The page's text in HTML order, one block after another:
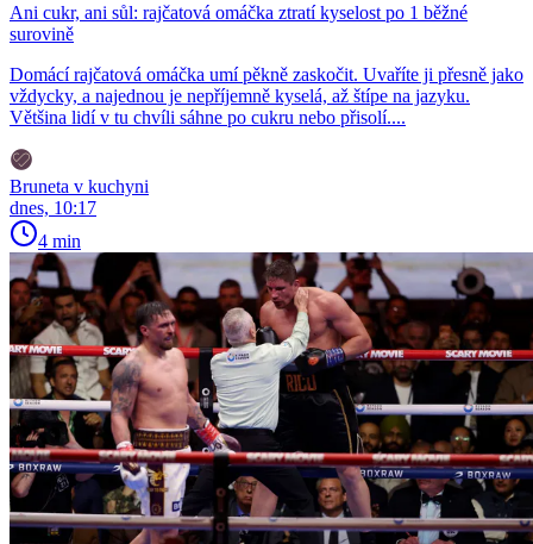
Ani cukr, ani sůl: rajčatová omáčka ztratí kyselost po 1 běžné
surovině
Domácí rajčatová omáčka umí pěkně zaskočit. Uvaříte ji přesně jako
vždycky, a najednou je nepříjemně kyselá, až štípe na jazyku.
Většina lidí v tu chvíli sáhne po cukru nebo přisolí....
Bruneta v kuchyni
dnes, 10:17
4 min